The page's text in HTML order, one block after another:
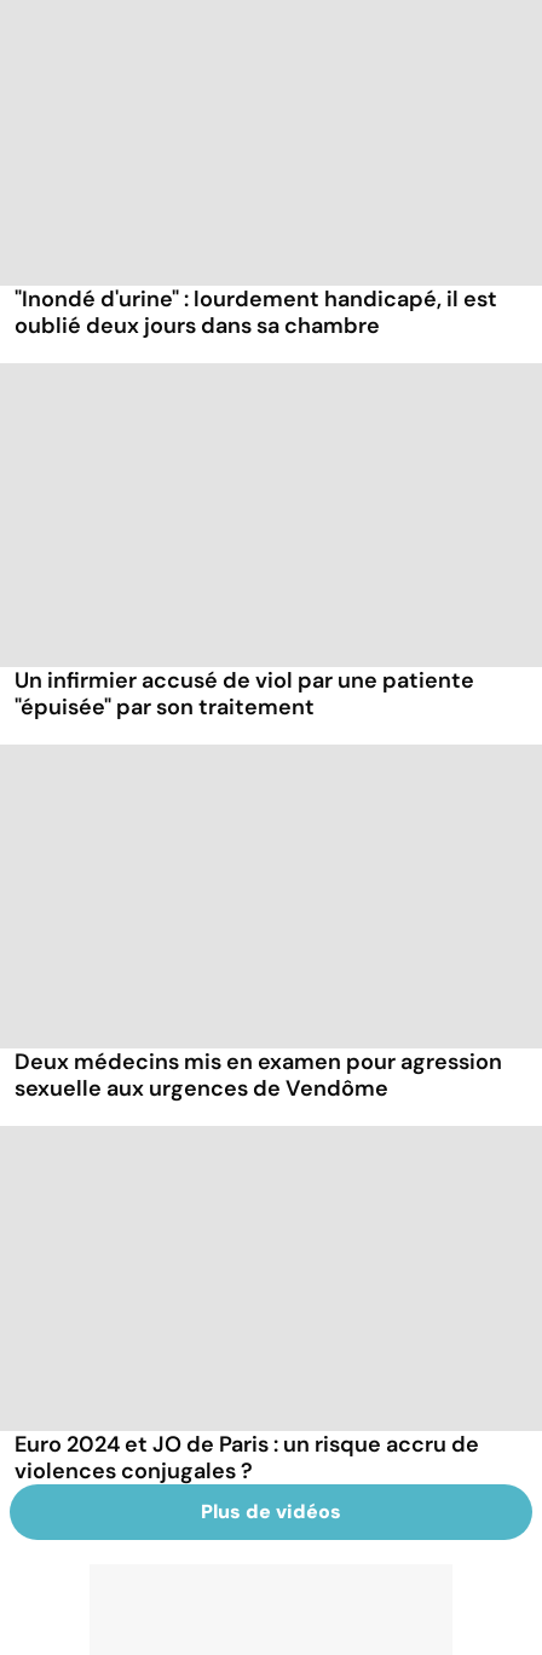
"Inondé d'urine" : lourdement handicapé, il est
oublié deux jours dans sa chambre
Un infirmier accusé de viol par une patiente
"épuisée" par son traitement
Deux médecins mis en examen pour agression
sexuelle aux urgences de Vendôme
Euro 2024 et JO de Paris : un risque accru de
violences conjugales ?
Plus de vidéos